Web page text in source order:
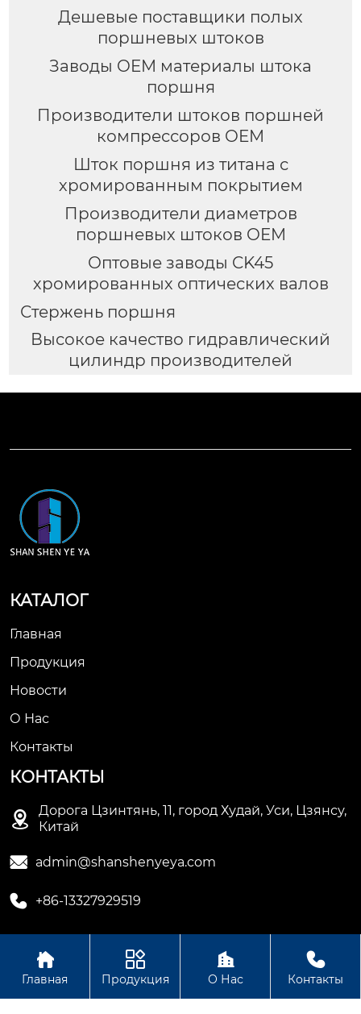
Дешевые поставщики полых
поршневых штоков
Заводы OEM материалы штока
поршня
Производители штоков поршней
компрессоров OEM
Шток поршня из титана с
хромированным покрытием
Производители диаметров
поршневых штоков OEM
Оптовые заводы CK45
хромированных оптических валов
Стержень поршня
Высокое качество гидравлический
цилиндр производителей
КАТАЛОГ
Главная
Продукция
Новости
О Нас
Контакты
КОНТАКТЫ

Дорога Цзинтянь, 11, город Худай, Уси, Цзянсу,
Китай
 admin@shanshenyeya.com
 +86-13327929519
ООО Уси Шаньшень гидравлические машины и
оборудование

Главная

Продукция

О Нас

Контакты